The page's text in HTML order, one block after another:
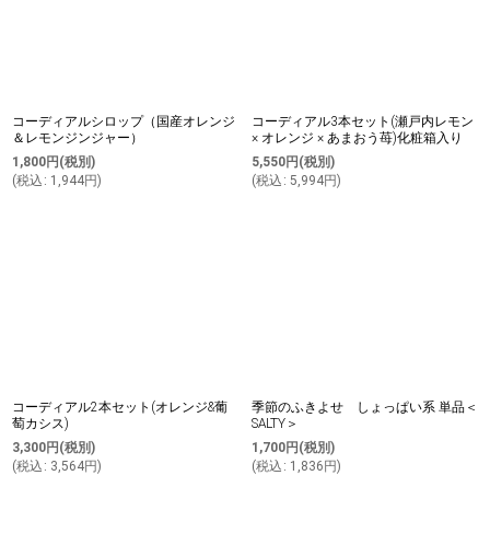
コーディアルシロップ（国産オレンジ
＆レモンジンジャー）
1,800円 (税別)
(税込 : 1,944円)
コーディアル3本セット(瀬戸内レモン
× オレンジ × あまおう苺)化粧箱入り
5,550円 (税別)
(税込 : 5,994円)
コーディアル2本セット(オレンジ&葡
萄カシス)
3,300円 (税別)
(税込 : 3,564円)
季節のふきよせ しょっぱい系 単品＜
SALTY＞
1,700円 (税別)
(税込 : 1,836 円)